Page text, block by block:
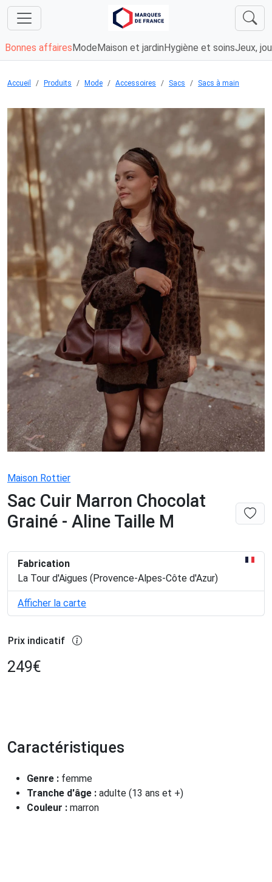
Bonnes affaires Mode Maison et jardin Hygiène et soinsJeux,
Accueil Produits Mode Accessoires Sacs Sacs à main
Maison Rottier
Sac Cuir Marron Chocolat
Grainé - Aline Taille M
Fabrication
La Tour d'Aigues (Provence-Alpes-Côte d'Azur)
Afficher la carte
Prix indicatif
249€
Caractéristiques
Genre : femme
Tranche d'âge : adulte (13 ans et +)
Couleur : marron